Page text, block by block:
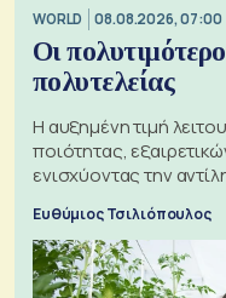
WORLD 08.08.2026, 07:00
Οι
πολυτελείας
Η αυξημένη τιμή
ποιότητας,
ενισχύοντας την
Ευθύμιος Τσιλιόπουλος